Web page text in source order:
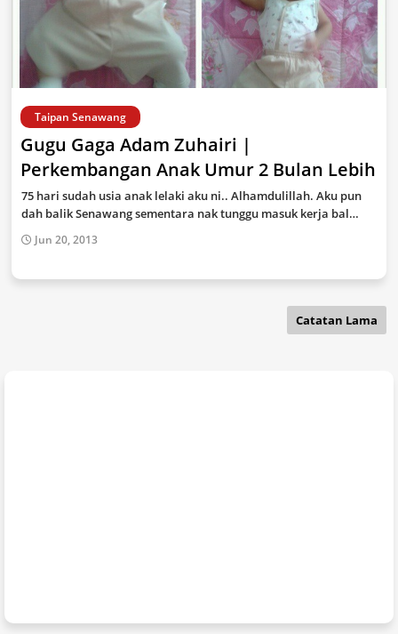
Taipan Senawang
Gugu Gaga Adam Zuhairi |
Perkembangan Anak Umur 2 Bulan Lebih
75 hari sudah usia anak lelaki aku ni.. Alhamdulillah. Aku pun
dah balik Senawang sementara nak tunggu masuk kerja bal…
Jun 20, 2013
Catatan Lama